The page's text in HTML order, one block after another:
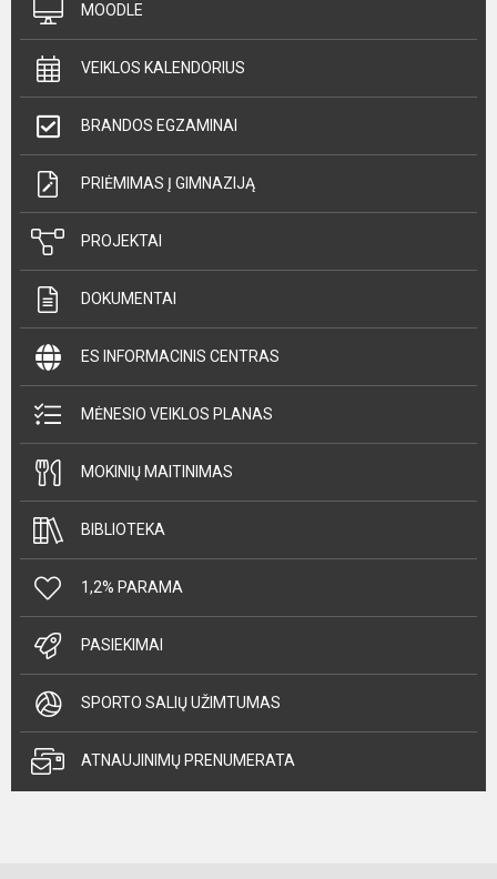
MOODLE
VEIKLOS KALENDORIUS
BRANDOS EGZAMINAI
PRIĖMIMAS Į GIMNAZIJĄ
PROJEKTAI
DOKUMENTAI
ES INFORMACINIS CENTRAS
MĖNESIO VEIKLOS PLANAS
MOKINIŲ MAITINIMAS
BIBLIOTEKA
1,2% PARAMA
PASIEKIMAI
SPORTO SALIŲ UŽIMTUMAS
ATNAUJINIMŲ PRENUMERATA